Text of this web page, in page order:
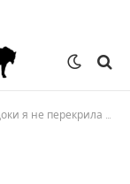
не перекрила гроші